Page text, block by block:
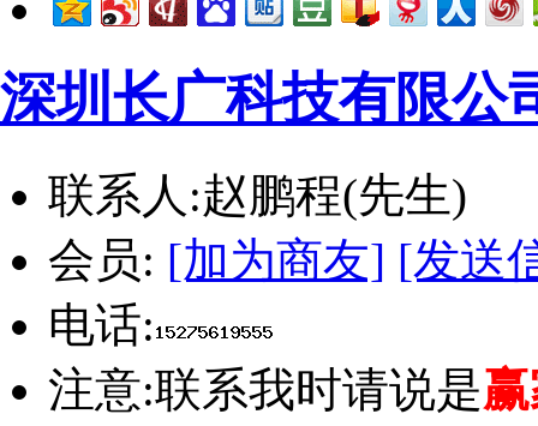
深圳长广科技有限公
联系人:赵鹏程(先生)
会员: [加为商友] [发送
电话:
注意:联系我时请说是